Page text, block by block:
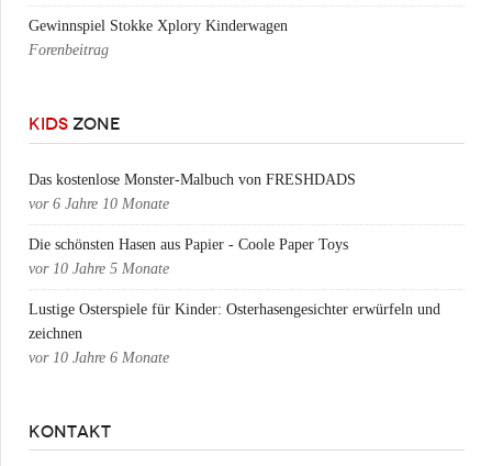
Gewinnspiel Stokke Xplory Kinderwagen
Forenbeitrag
KIDS ZONE
Das kostenlose Monster-Malbuch von FRESHDADS
vor 6 Jahre 10 Monate
Die schönsten Hasen aus Papier - Coole Paper Toys
vor 10 Jahre 5 Monate
Lustige Osterspiele für Kinder: Osterhasengesichter erwürfeln und
zeichnen
vor 10 Jahre 6 Monate
KONTAKT